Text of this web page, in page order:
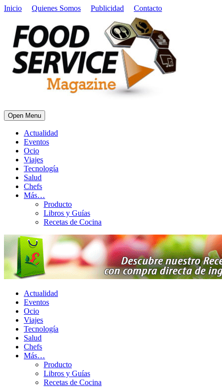
Inicio Quienes Somos Publicidad Contacto
Open Menu
Actualidad
Eventos
Ocio
Viajes
Tecnología
Salud
Chefs
Más…
Producto
Libros y Guías
Recetas de Cocina
Actualidad
Eventos
Ocio
Viajes
Tecnología
Salud
Chefs
Más…
Producto
Libros y Guías
Recetas de Cocina